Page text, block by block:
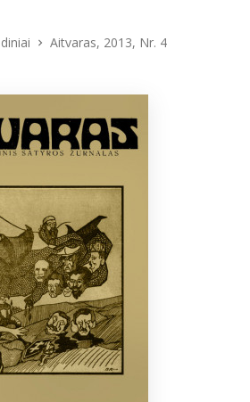
Aitvaras, 2013, Nr. 4